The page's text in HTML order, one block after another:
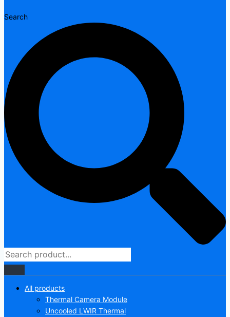
Search
All products
Thermal Camera Module
Uncooled LWIR Thermal